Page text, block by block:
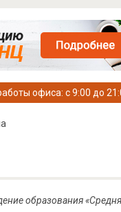
офиса: с 9:00 до
образования